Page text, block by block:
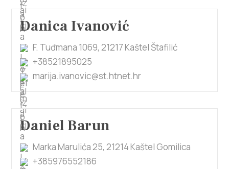
Danica Ivanović
F. Tuđmana 1069, 21217 Kaštel Štafilić
+38521895025
marija.ivanovic@st.htnet.hr
Daniel Barun
Marka Marulića 25, 21214 Kaštel Gomilica
+385976552186